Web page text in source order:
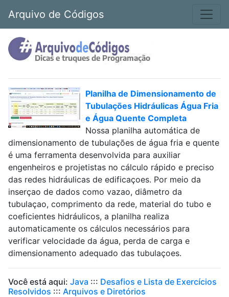
Arquivo de Códigos
Planilha de Dimensionamento de
Tubulações Hidráulicas Água Fria
e Água Quente Completa
Nossa planilha automática de
dimensionamento de tubulações de água fria e quente
é uma ferramenta desenvolvida para auxiliar
engenheiros e projetistas no cálculo rápido e preciso
das redes hidráulicas de edificaçoes. Por meio da
inserçao de dados como vazao, diâmetro da
tubulaçao, comprimento da rede, material do tubo e
coeficientes hidráulicos, a planilha realiza
automaticamente os cálculos necessários para
verificar velocidade da água, perda de carga e
dimensionamento adequado das tubulaçoes.
Você está aqui: Java ::: Desafios e Lista de Exercícios
Resolvidos ::: Arquivos e Diretórios